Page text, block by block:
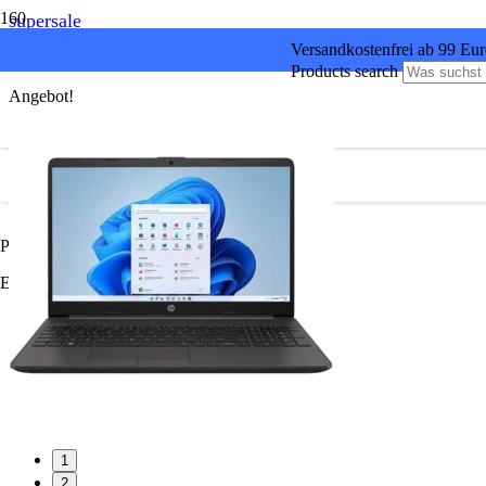
Versandkostenfrei ab 99
Products search
Produkt
wurde Ihrem Warenkorb hinzugefügt.
Es befinden sich keine Produkte im Warenkorb.
supersale
Angebot!
1